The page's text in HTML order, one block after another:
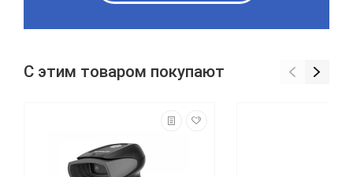
С этим товаром покупают